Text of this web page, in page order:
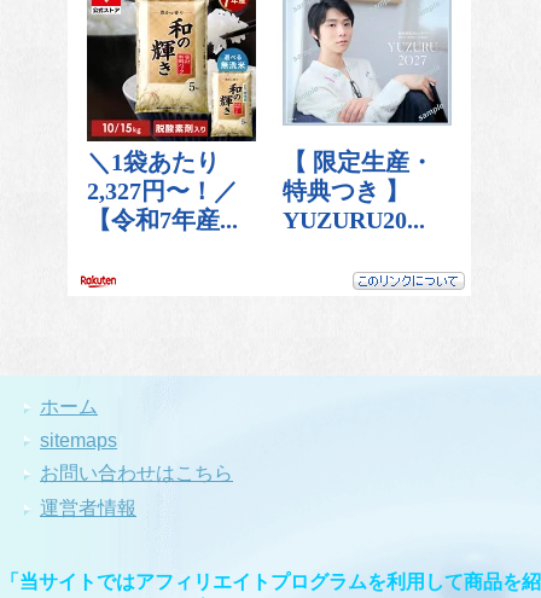
ホーム
sitemaps
お問い合わせはこちら
運営者情報
「当サイトではアフィリエイトプログラムを利用して商品を紹